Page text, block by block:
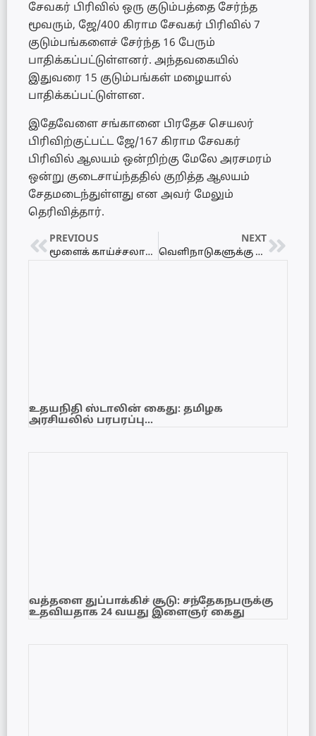
சேவகர் பிரிவில் ஒரு குடும்பத்தை சேர்ந்த
மூவரும், ஜே/400 கிராம சேவகர் பிரிவில் 7
குடும்பங்களைச் சேர்ந்த 16 பேரும்
பாதிக்கப்பட்டுள்ளனர். அந்தவகையில்
இதுவரை 15 குடும்பங்கள் மழையால்
பாதிக்கப்பட்டுள்ளன.
இதேவேளை சங்கானை பிரதேச செயலர்
பிரிவிற்குட்பட்ட ஜே/167 கிராம சேவகர்
பிரிவில் ஆலயம் ஒன்றிற்கு மேலே அரசமரம்
ஒன்று குடைசாய்ந்ததில் குறித்த ஆலயம்
சேதமடைந்துள்ளது என அவர் மேலும்
தெரிவித்தார்.
PREVIOUS
மூளைக் காய்ச்சலால் யாழ்ப்பாணத்தில் கிராம சேவகர் உயிரிழப்பு!
NEXT
வெளிநாடுகளுக்கு அனுமதியை கொடுத்துவிட்டு 500 மில்லியன் நிதியை ஒதுக்குவது பற்றி சிந்திக்க வேண்டும் – எம்.வி.சுப்பிரமணியம்
உதயநிதி ஸ்டாலின் கைது: தமிழக
அரசியலில் பரபரப்பு…
வத்தளை துப்பாக்கிச் சூடு: சந்தேகநபருக்கு
உதவியதாக 24 வயது இளைஞர் கைது